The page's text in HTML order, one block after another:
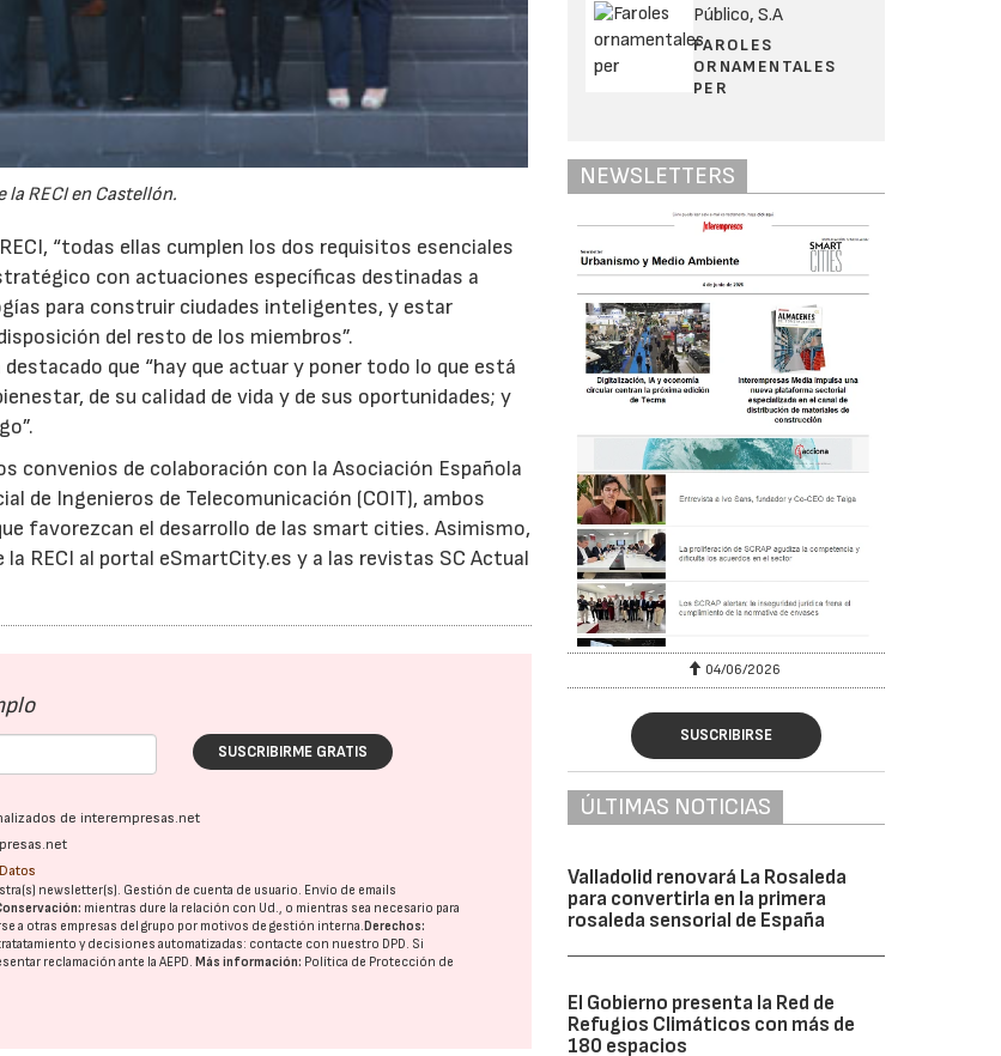
RECI en Castellón.
“todas ellas cumplen los dos requisitos esenciales
con actuaciones específicas destinadas a
para construir ciudades inteligentes, y estar
del resto de los miembros”.
que “hay que actuar y poner todo lo que está
de su calidad de vida y de sus oportunidades; y
convenios de colaboración con la Asociación Española
de Ingenieros de Telecomunicación (COIT), ambos
favorezcan el desarrollo de las smart cities. Asimismo,
RECI al portal eSmartCity.es y a las revistas SC Actual
SUSCRIBIRME GRATIS
de interempresas.net
newsletter(s). Gestión de cuenta de usuario. Envío de emails
mientras dure la relación con Ud., o mientras sea necesario para
a otras empresas del grupo por motivos de gestión interna. Derechos:
y decisiones automatizadas: contacte con nuestro DPD. Si
reclamación ante laAEPD. Más información: Política de Protección de
Público, S.A
FAROLES
ORNAMENTALES
PER
NEWSLETTERS
04/06/2026
SUSCRIBIRSE
ÚLTIMAS NOTICIAS
Valladolid renovará La Rosaleda
para convertirla en la primera
rosaleda sensorial de España
El Gobierno presenta la Red de
Refugios Climáticos con más de
180 espacios